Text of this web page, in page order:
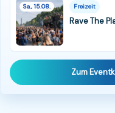
Sa., 15.08. Freizeit
Rave The
Zum